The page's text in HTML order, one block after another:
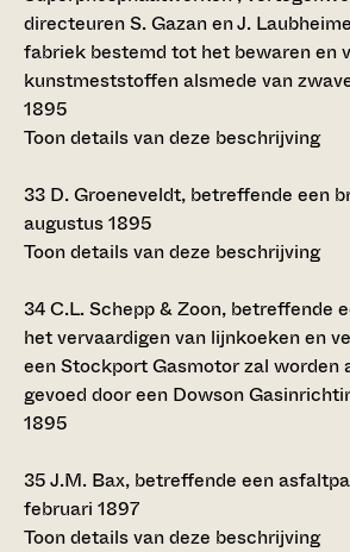
directeuren S. Gazan en J.
fabriek bestemd tot het bewaren en
kunstmeststoffen alsmede van
1895
Toon details van deze beschrijving
33 D. Groeneveldt, betreffende een
augustus 1895
Toon details van deze beschrijving
34C.L. Schepp & Zoon, betreffende
het vervaardigen van lijnkoeken en
een Stockport Gasmotor zal worden
gevoed door een Dowson
1895
35J.M. Bax, betreffende een
februari 1897
Toon details van deze beschrijving